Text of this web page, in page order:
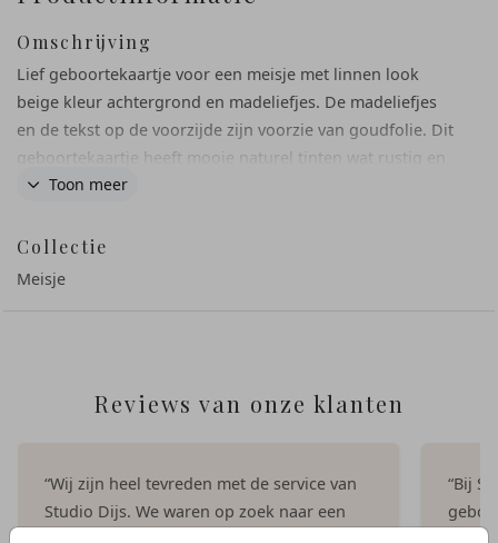
Omschrijving
Lief geboortekaartje voor een meisje met linnen look
beige kleur achtergrond en madeliefjes. De madeliefjes
en de tekst op de voorzijde zijn voorzie van goudfolie. Dit
geboortekaartje heeft mooie naturel tinten wat rustig en
tijdloos is.
Toon meer
Collectie
Meisje
Reviews van onze klanten
“Wij zijn heel tevreden met de service van
Studio Dijs. We waren op zoek naar een
“Bij